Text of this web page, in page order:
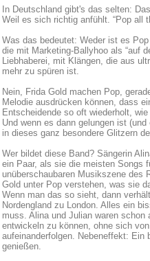
In Deutschland gibt's das selten:
Weil es sich richtig anfühlt. “Pop all
Was das bedeutet: Weder ist es
die mit Marketing-Ballyhoo als “auf
Liebhaberei, mit Klängen, die aus
mehr zu spüren ist.
Nein, Frida Gold machen Pop,
Melodie ausdrücken können, dass
Entscheidende so oft wiederholt,
Und wenn es dann gelungen ist
in dieses ganz besondere Glitzern
Wer bildet diese Band? Sängerin
ein Paar, als sie die meisten Songs
unüberschaubaren Musikszene des
Gold unter Pop verstehen, was sie
Wenn man das so sieht, dann
Nordengland zu London. Alles ein
muss. Alina und Julian waren
entwickeln zu können, ohne sich
aufeinanderfolgen. Nebeneffekt:
genießen.